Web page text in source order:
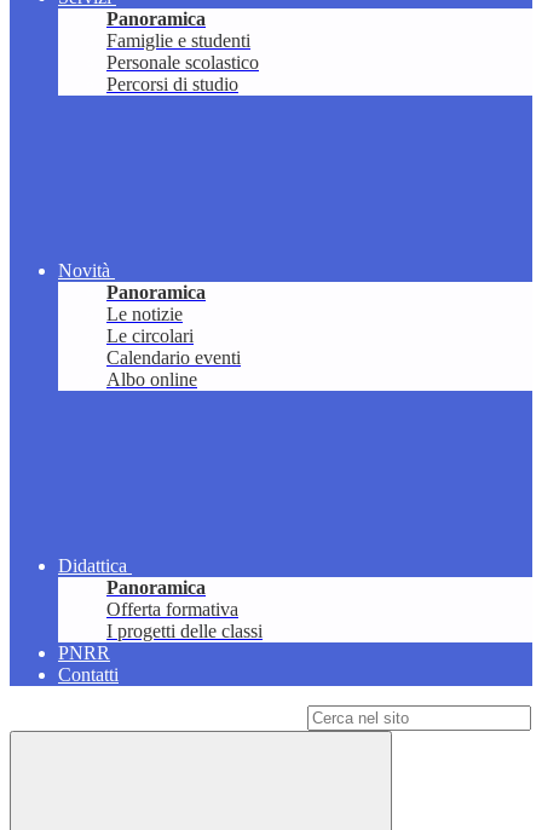
Panoramica
Famiglie e studenti
Personale scolastico
Percorsi di studio
Novità
Panoramica
Le notizie
Le circolari
Calendario eventi
Albo online
Didattica
Panoramica
Offerta formativa
I progetti delle classi
PNRR
Contatti